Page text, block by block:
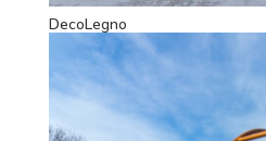
DecoLegno